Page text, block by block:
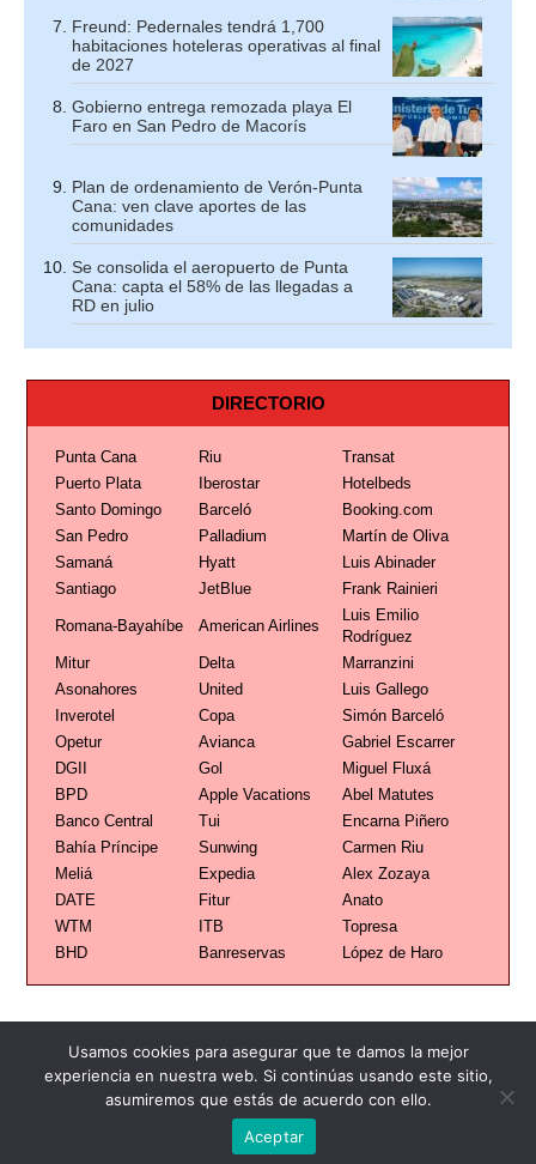
Freund: Pedernales tendrá 1,700
habitaciones hoteleras operativas al final
de 2027
Gobierno entrega remozada playa El
Faro en San Pedro de Macorís
Plan de ordenamiento de Verón-Punta
Cana: ven clave aportes de las
comunidades
Se consolida el aeropuerto de Punta
Cana: capta el 58% de las llegadas a
RD en julio
DIRECTORIO
Punta Cana Riu
Transat
Puerto Plata
Iberostar
Hotelbeds
Santo Domingo
Barceló
Booking.com
San Pedro
Palladium
Martín de Oliva
Samaná
Hyatt
Luis Abinader
Santiago
JetBlue Frank Rainieri
Romana-Bayahíbe American Airlines
Luis Emilio
Rodríguez
Mitur
Delta
Marranzini
Asonahores
United
Luis Gallego
Inverotel
Copa
Simón Barceló
Opetur
Avianca
Gabriel Escarrer
DGII
Gol
Miguel Fluxá
BPD
Apple Vacations
Abel Matutes
Banco Central
Tui
Encarna Piñero
Bahía Príncipe
Sunwing
Carmen Riu
Meliá
Expedia
Alex Zozaya
DATE
Fitur
Anato
WTM
ITB
Topresa
BHD
Banreservas López de Haro
Usamos cookies para asegurar que te damos la mejor
experiencia en nuestra web. Si continúas usando este sitio,
asumiremos que estás de acuerdo con ello.
Aceptar
Publicidad Redacción Contacto
Todos los derechos reservados
Grupo Preferente